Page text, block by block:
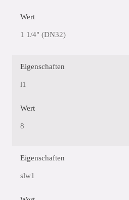
Wert
1 1/4" (DN32)
Eigenschaften
l1
Wert
8
Eigenschaften
slw1